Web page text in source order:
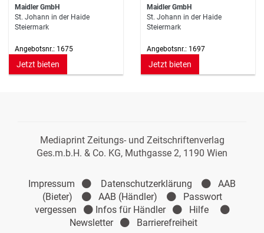
Maidler GmbH
St. Johann in der Haide
Steiermark
Angebotsnr.: 1675
Jetzt bieten
Maidler GmbH
St. Johann in der Haide
Steiermark
Angebotsnr.: 1697
Jetzt bieten
Mediaprint Zeitungs- und Zeitschriftenverlag
Ges.m.b.H. & Co. KG, Muthgasse 2, 1190 Wien
Impressum Datenschutzerklärung
AAB
(Bieter)
AAB (Händler)
Passwort
vergessen
Infos für Händler
Hilfe
Newsletter
Barrierefreiheit